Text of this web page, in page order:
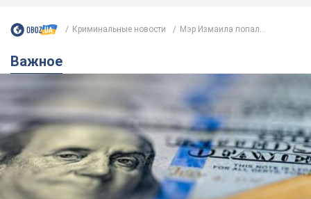
Криминальные новости Мэр Измаила попал...
Важное